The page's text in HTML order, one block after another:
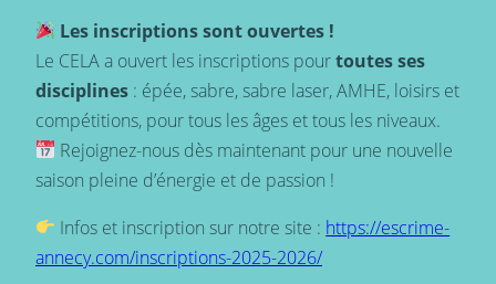
Les inscriptions sont ouvertes !
Le CELA a ouvert les inscriptions pourtoutes ses
disciplines : épée, sabre, sabre laser, AMHE, loisirs et
compétitions, pour tous les âges et tous les niveaux.
Rejoignez-nous dès maintenant pour une nouvelle
saison pleine d’énergie et de passion !
Infos et inscription sur notre site : https://escrime-
annecy.com/inscriptions-2025-2026/